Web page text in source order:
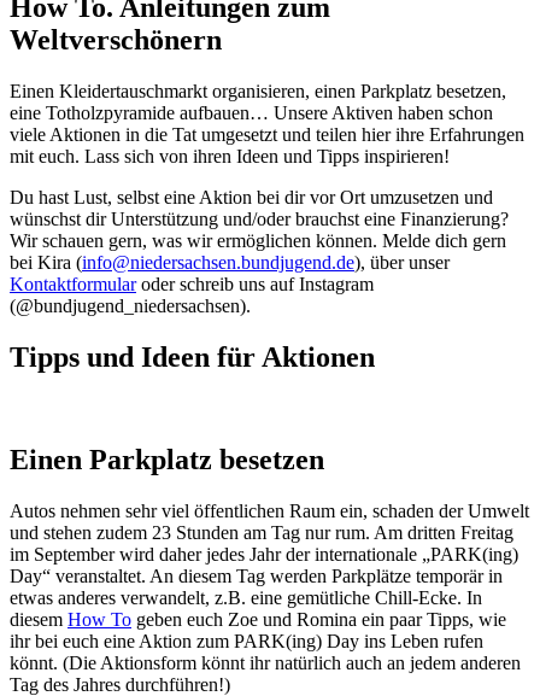
How To. Anleitungen zum
Weltverschönern
Einen Kleidertauschmarkt organisieren, einen Parkplatz besetzen,
eine Totholzpyramide aufbauen… Unsere Aktiven haben schon
viele Aktionen in die Tat umgesetzt und teilen hier ihre Erfahrungen
mit euch. Lass sich von ihren Ideen und Tipps inspirieren!
Du hast Lust, selbst eine Aktion bei dir vor Ort umzusetzen und
wünschst dir Unterstützung und/oder brauchst eine Finanzierung?
Wir schauen gern, was wir ermöglichen können. Melde dich gern
bei Kira (info@niedersachsen.bundjugend.de), über unser
Kontaktformularoder schreib uns auf Instagram
(@bundjugend_niedersachsen).
Tipps und Ideen für Aktionen
Einen Parkplatz besetzen
Autos nehmen sehr viel öffentlichen Raum ein, schaden der Umwelt
und stehen zudem 23 Stunden am Tag nur rum. Am dritten Freitag
im September wird daher jedes Jahr der internationale „PARK(ing)
Day“ veranstaltet. An diesem Tag werden Parkplätze temporär in
etwas anderes verwandelt, z.B. eine gemütliche Chill-Ecke. In
diesem How To geben euch Zoe und Romina ein paar Tipps, wie
ihr bei euch eine Aktion zum PARK(ing) Day ins Leben rufen
könnt. (Die Aktionsform könnt ihr natürlich auch an jedem anderen
Tag des Jahres durchführen!)